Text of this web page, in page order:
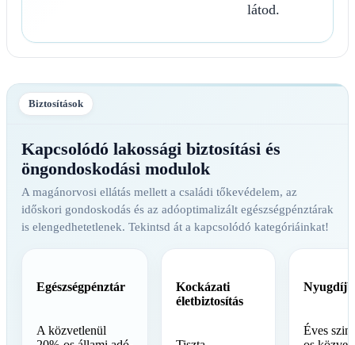
látod.
Biztosítások
Kapcsolódó lakossági biztosítási és
öngondoskodási modulok
A magánorvosi ellátás mellett a családi tőkevédelem, az
időskori gondoskodás és az adóoptimalizált egészségpénztárak
is elengedhetetlenek. Tekintsd át a kapcsolódó kategóriáinkat!
Egészségpénztár
A közvetlenül
Kockázati
életbiztosítás
Éves